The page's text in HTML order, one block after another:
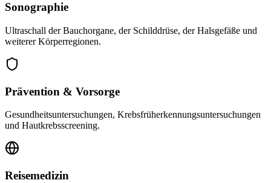
Sonographie
Ultraschall der Bauchorgane, der Schilddrüse, der Halsgefäße und
weiterer Körperregionen.
Prävention & Vorsorge
Gesundheitsuntersuchungen, Krebsfrüherkennungsuntersuchungen
und Hautkrebsscreening.
Reisemedizin